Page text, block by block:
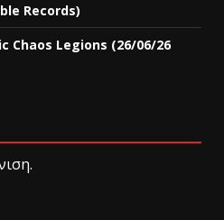
Records)
Chaos Legions (26/06/26